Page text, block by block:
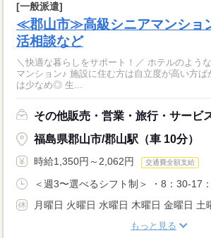
[一般派遣]
≪郡山市≫高級シニアマンショ
活相談など
＼快適な暮らしをサポート！／ ホテルのよう
マンション♪ 施設に住む方は自立度が高い方ばかりなので、介助業務
は少なめ◎ 生...
その他販売・営業・旅行・サービ
福島県郡山市/郡山駅（車 10分）
時給1,350円～2,062円 交通費全額支給
＜週3〜選べるシフト制＞ ・8：30-17：
月曜日 火曜日 水曜日 木曜日 金曜日 土
もっと見る